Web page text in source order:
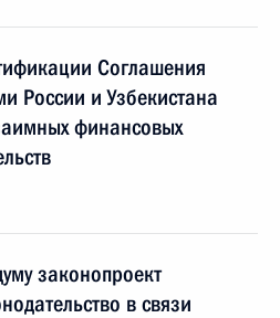
Соглашения
России и Узбекистана
финансовых
законопроект
в связи